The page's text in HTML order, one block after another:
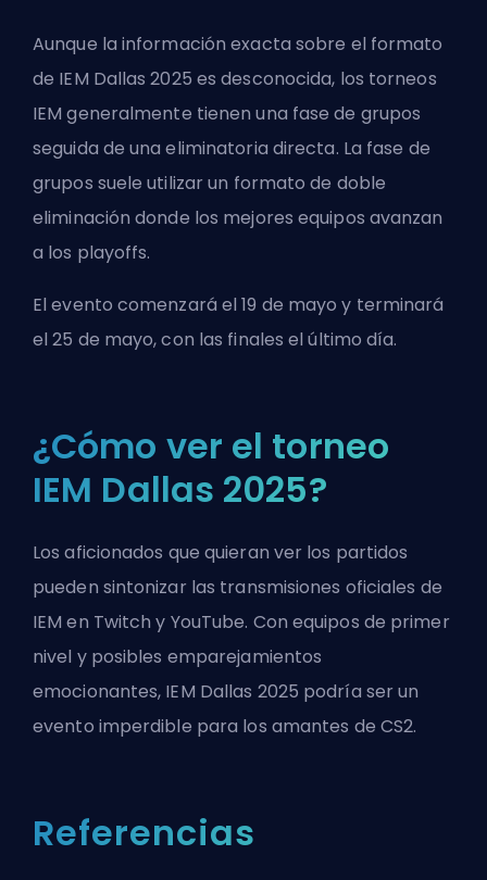
Aunque la información exacta sobre el formato
de IEM Dallas 2025 es desconocida, los torneos
IEM generalmente tienen una fase de grupos
seguida de una eliminatoria directa. La fase de
grupos suele utilizar un formato de doble
eliminación donde los mejores equipos avanzan
a los playoffs.
El evento comenzará el 19 de mayo y terminará
el 25 de mayo, con las finales el último día.
¿Cómo ver el torneo
IEM Dallas 2025?
Los aficionados que quieran ver los partidos
pueden sintonizar las transmisiones oficiales de
IEM en Twitch y YouTube. Con equipos de primer
nivel y posibles emparejamientos
emocionantes, IEM Dallas 2025 podría ser un
evento imperdible para los amantes de CS2.
Referencias